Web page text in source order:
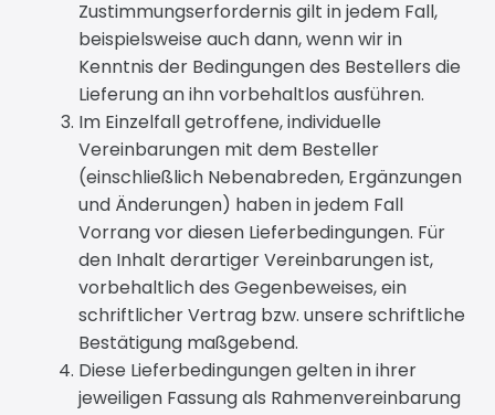
Zustimmungserfordernis gilt in jedem Fall,
beispielsweise auch dann, wenn wir in
Kenntnis der Bedingungen des Bestellers die
Lieferung an ihn vorbehaltlos ausführen.
Im Einzelfall getroffene, individuelle
Vereinbarungen mit dem Besteller
(einschließlich Nebenabreden, Ergänzungen
und Änderungen) haben in jedem Fall
Vorrang vor diesen Lieferbedingungen. Für
den Inhalt derartiger Vereinbarungen ist,
vorbehaltlich des Gegenbeweises, ein
schriftlicher Vertrag bzw. unsere schriftliche
Bestätigung maßgebend.
Diese Lieferbedingungen gelten in ihrer
jeweiligen Fassung als Rahmenvereinbarung